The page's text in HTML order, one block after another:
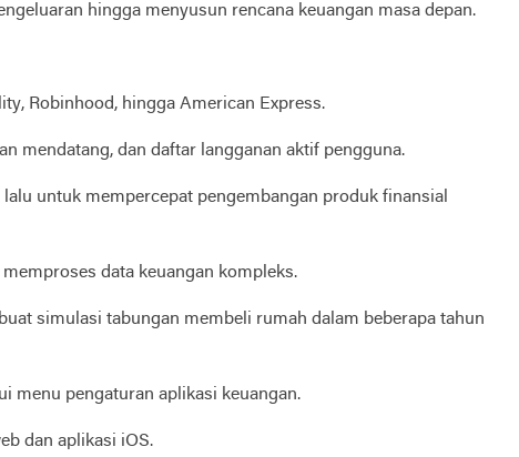
hingga menyusun rencana keuangan masa depan.
Robinhood, hingga American Express.
mendatang, dan daftar langganan aktif pengguna.
untuk mempercepat pengembangan produk finansial
data keuangan kompleks.
simulasi tabungan membeli rumah dalam beberapa tahun
menu pengaturan aplikasi keuangan.
dan aplikasi iOS.